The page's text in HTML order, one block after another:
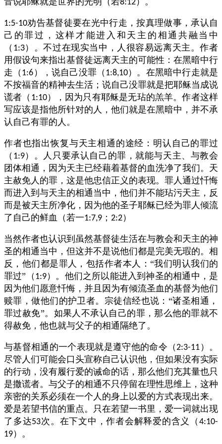
8:12
1:5-10劝告基督徒要在光中行走，按真理做事，承认自
己的罪过，这样才能进入和天主的相通共融当中
（ 1:3）。不过在现实当中，人很容易远离天主。作者
用假设句来指出基督徒远离天主的可能性：在黑暗中行
走（ 1:6 ），说自己没罪（ 1:8,10）。在黑暗中行走就是
不按福音的精神去生活；说自己没罪就是把耶稣当成说
谎者（ 1:10），因为只有耶稣是无玷的羔羊。作者这样
写应该是指他所针对的人，他们就是在黑暗中，并不承
认自己有罪的人。
作者也指出恢复与天主相通的途经：明认自己的罪过
（ 1:9）。人只要承认自己的罪，就能与天主、与教会
团体相通，因为天主已经藉着基督的血洗净了我们。天
主赦免人的罪，这是他忠信正义的表现。罪人通过忏悔
而进入到与天主的相通当中，他们并不能玷污天主，反
而是被天主所净化，因为他的圣子耶稣已经为罪人倾流
了自己的鲜血（若一1:7,9 ； 2:2）
当然作者也认识到虽然基督徒生活在与教会和天主的神
圣的相通当中，但这并不是说他们都是完美无瑕的。相
反，他们都是罪人，包括作者本人：“我们明认我们的
罪过”（ 1:9）。他们之所以能进入到神圣的相通中，是
因为他们愿意忏悔，并且因为有倾流圣血的基督为他们
赎罪，做他们的护卫者。宗徒信经也说：“诸圣相通，
罪过赦免”。如果人不承认自己的罪，那么他的罪就不
得赦免，他也就与父子的相通隔绝了。
与基督相通的一个表现就是遵守他的命令（2:3-11 ）。
尽管人们可能会口头宣称自己认识他，但如果没有实际
的行动，没有履行爱的诫命的话，那么他们充其量也只
是撒谎者。与父子的相通不只停留在理性思维上，这种
亲密的关系必须在一个人的身上以爱的方式表现出来。
爱是若望书信的重点。只在若望一书里，爱一词就出现
了多达53次。在下文中，作者会解释爱的含义（4:10-
19）。